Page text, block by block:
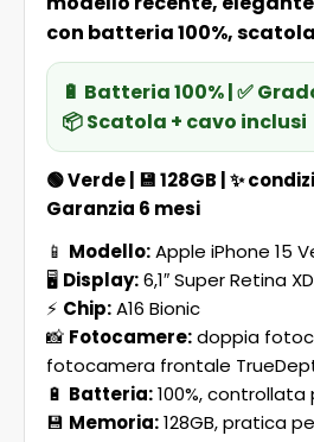
con batteria 100%,
🔋 Batteria 100% | ✅
📦 Scatola + cavo inclusi
🟢Verde | 💾128GB | ✨
Garanzia 6 mesi
📱 Modello:Apple iPhone 15
🖥️ Display:6,1″ Super Retina
⚡ Chip:A16 Bionic
📸 Fotocamere:doppia
fotocamera frontale
🔋 Batteria:100%,
💾 Memoria:128GB, pratica